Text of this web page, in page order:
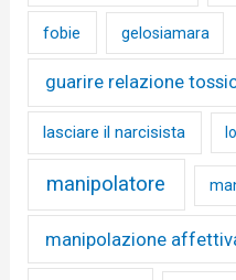
fobie gelosiamara
guarire relazione
lasciare il narcisista
manipolatore
manipolazione